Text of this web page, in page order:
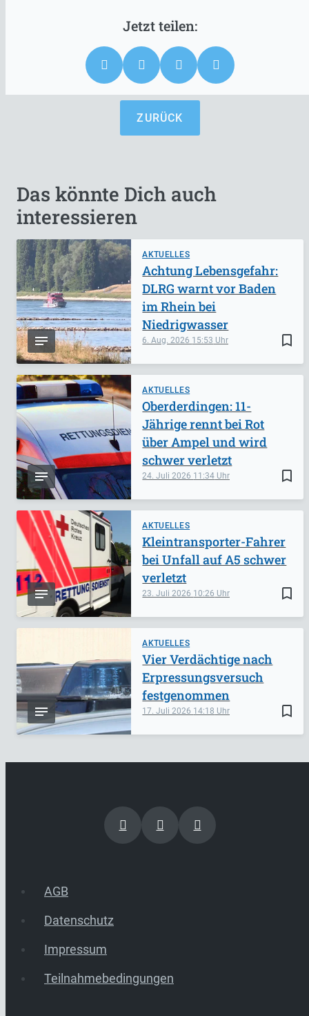
ZURÜCK
Das könnte Dich auch
interessieren
AKTUELLES
bookmark_border
6. Aug. 2026 15:53
Achtung Lebensgefahr:
DLRG warnt vor Baden
im Rhein bei
Niedrigwasser
AKTUELLES
bookmark_border
24. Juli 2026 11:34
Oberderdingen: 11-
Jährige rennt bei Rot
über Ampel und wird
schwer verletzt
AKTUELLES
bookmark_border
23. Juli 2026 10:26
Kleintransporter-Fahrer
bei Unfall auf A5 schwer
verletzt
AKTUELLES
bookmark_border
17. Juli 2026 14:18
Vier Verdächtige nach
Erpressungsversuch
festgenommen
AGB
Datenschutz
Impressum
Teilnahmebedingungen